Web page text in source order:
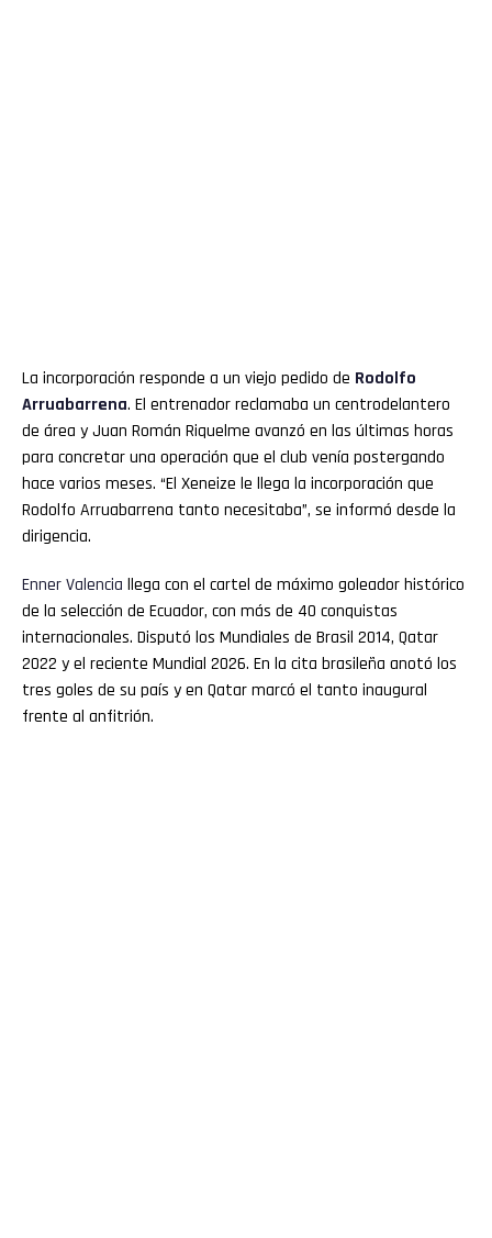
La incorporación responde a un viejo pedido de Rodolfo
Arruabarrena. El entrenador reclamaba un centrodelantero
de área y Juan Román Riquelme avanzó en las últimas horas
para concretar una operación que el club venía postergando
hace varios meses. “El Xeneize le llega la incorporación que
Rodolfo Arruabarrena tanto necesitaba”, se informó desde la
dirigencia.
EnnerValencia llega con el cartel de máximo goleador histórico
de la selección de Ecuador, con más de 40 conquistas
internacionales. Disputó los Mundiales de Brasil 2014, Qatar
2022 y el reciente Mundial 2026. En la cita brasileña anotó los
tres goles de su país y en Qatar marcó el tanto inaugural
frente al anfitrión.